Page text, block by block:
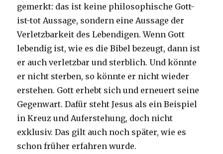
gemerkt: das ist keine philosophische Gott-
ist-tot Aussage, sondern eine Aussage der
Verletzbarkeit des Lebendigen. Wenn Gott
lebendig ist, wie es die Bibel bezeugt, dann ist
er auch verletzbar und sterblich. Und könnte
er nicht sterben, so könnte er nicht wieder
erstehen. Gott erhebt sich und erneuert seine
Gegenwart. Dafür steht Jesus als ein Beispiel
in Kreuz und Auferstehung, doch nicht
exklusiv. Das gilt auch noch später, wie es
schon früher erfahren wurde.